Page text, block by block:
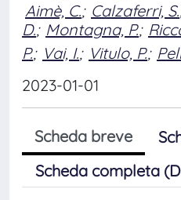
Aimè, C.; Calzaferri, S.
D.; Montagna, P.;
P.; Vai, I.; Vitulo, P.;
2023-01-01
Scheda breve
Scheda completa